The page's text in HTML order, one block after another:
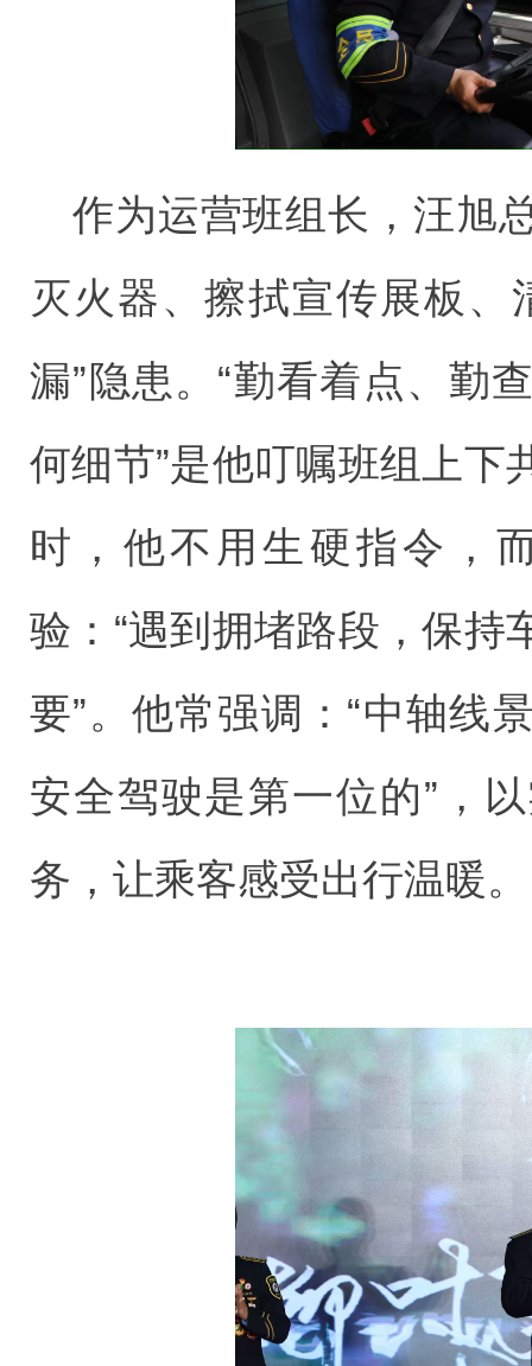
作为运营班组长，汪旭
灭火器、擦拭宣传展板、
漏”隐患。“勤看着点、勤
何细节”是他叮嘱班组上下
时，他不用生硬指令，
验：“遇到拥堵路段，保持
要”。他常强调：“中轴线
安全驾驶是第一位的”，
务，让乘客感受出行温暖。